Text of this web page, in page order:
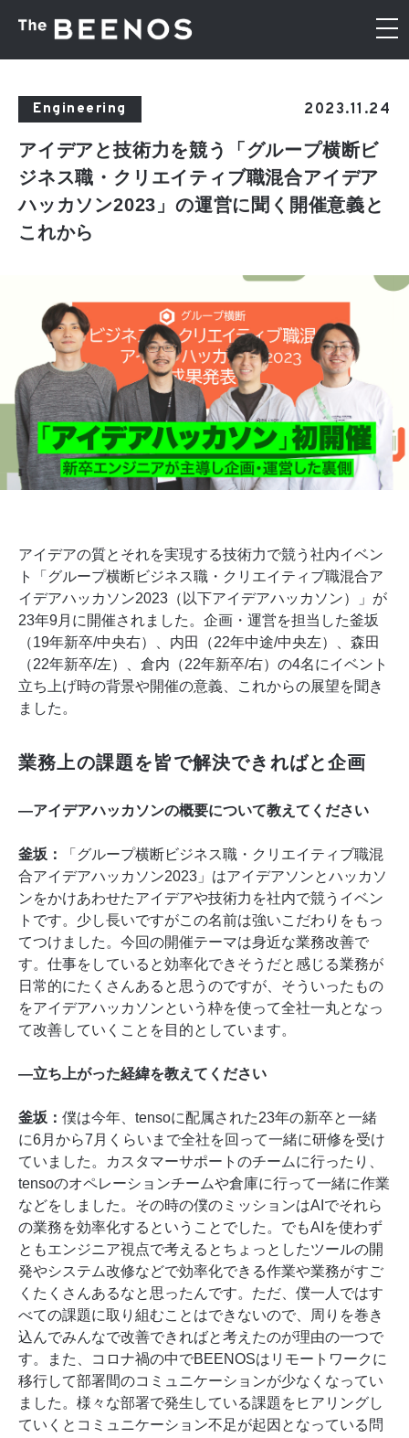
Engineering 2023.11.24
アイデアと技術力を競う「グループ横断ビ
ジネス職・クリエイティブ職混合アイデア
ハッカソン2023」の運営に聞く開催意義と
これから
アイデアの質とそれを実現する技術力で競う社内イベン
ト「グループ横断ビジネス職・クリエイティブ職混合ア
イデアハッカソン2023（以下アイデアハッカソン）」が
23年9月に開催されました。企画・運営を担当した釜坂
（19年新卒/中央右）、内田（22年中途/中央左）、森田
（22年新卒/左）、倉内（22年新卒/右）の4名にイベント
立ち上げ時の背景や開催の意義、これからの展望を聞き
ました。
業務上の課題を皆で解決できればと企画
―アイデアハッカソンの概要について教えてください
釜坂：
「グループ横断ビジネス職・クリエイティブ職混
合アイデアハッカソン2023」はアイデアソンとハッカソ
ンをかけあわせたアイデアや技術力を社内で競うイベン
トです。少し長いですがこの名前は強いこだわりをもっ
てつけました。今回の開催テーマは身近な業務改善で
す。仕事をしていると効率化できそうだと感じる業務が
日常的にたくさんあると思うのですが、そういったもの
をアイデアハッカソンという枠を使って全社一丸となっ
て改善していくことを目的としています。
―立ち上がった経緯を教えてください
釜坂： 僕は今年、tensoに配属された23年の新卒と一緒
に6月から7月くらいまで全社を回って一緒に研修を受け
ていました。カスタマーサポートのチームに行ったり、
tensoのオペレーションチームや倉庫に行って一緒に作業
などをしました。その時の僕のミッションはAIでそれら
の業務を効率化するということでした。でもAIを使わず
ともエンジニア視点で考えるとちょっとしたツールの開
発やシステム改修などで効率化できる作業や業務がすご
くたくさんあるなと思ったんです。ただ、僕一人ではす
べての課題に取り組むことはできないので、周りを巻き
込んでみんなで改善できればと考えたのが理由の一つで
す。また、コロナ禍の中でBEENOSはリモートワークに
移行して部署間のコミュニケーションが少なくなってい
ました。様々な部署で発生している課題をヒアリングし
ていくとコミュニケーション不足が起因となっている問